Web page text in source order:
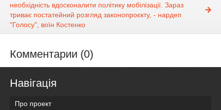
необхідність вдосконалити політику мобілізації. Зараз
триває постатейний розгляд законопроєкту, - нардеп
"Голосу", воїн Костенко
Комментарии (0)
Навігація
Про проект